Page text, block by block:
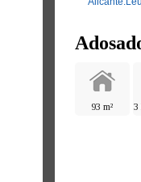
93 m² 3